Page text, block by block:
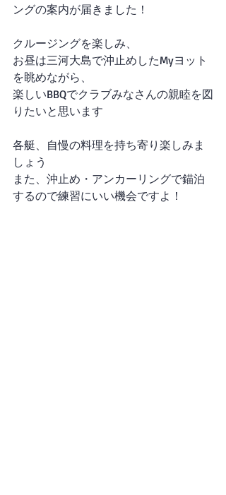
ングの案内が届きました！
クルージングを楽しみ、
お昼は三河大島で沖止めしたMyヨット
を眺めながら、
楽しいBBQでクラブみなさんの親睦を図
りたいと思います
各艇、自慢の料理を持ち寄り楽しみま
しょう
また、沖止め・アンカーリングで錨泊
するので練習にいい機会ですよ！